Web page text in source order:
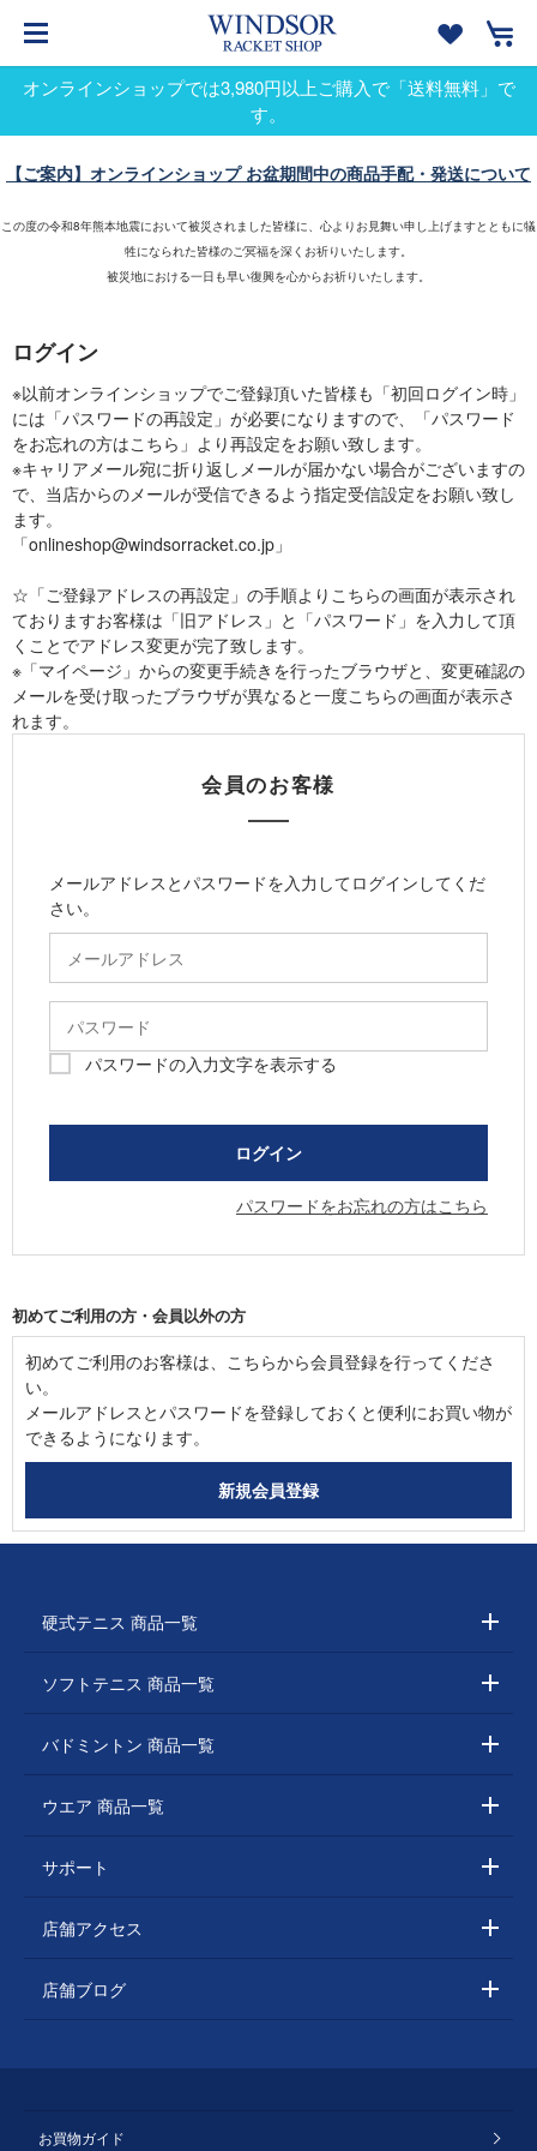
オンラインショップでは3,980円以上ご購入で「送料無料」で
す。
【ご案内】オンラインショップ お盆期間中の商品手配・発送について
この度の令和8年熊本地震において被災されました皆様に、心よりお見舞い申し上げますとともに犠
牲になられた皆様のご冥福を深くお祈りいたします。
被災地における一日も早い復興を心からお祈りいたします。
ログイン
※以前オンラインショップでご登録頂いた皆様も「初回ログイン時」
には「パスワードの再設定」が必要になりますので、「パスワード
をお忘れの方はこちら」より再設定をお願い致します。
※キャリアメール宛に折り返しメールが届かない場合がございますの
で、当店からのメールが受信できるよう指定受信設定をお願い致し
ます。
「onlineshop@windsorracket.co.jp」
☆「ご登録アドレスの再設定」の手順よりこちらの画面が表示され
ておりますお客様は「旧アドレス」と「パスワード」を入力して頂
くことでアドレス変更が完了致します。
※「マイページ」からの変更手続きを行ったブラウザと、変更確認の
メールを受け取ったブラウザが異なると一度こちらの画面が表示さ
れます。
会員のお客様
メールアドレスとパスワードを入力してログインしてくだ
さい。
パスワードの入力文字を表示する
パスワードをお忘れの方はこちら
初めてご利用の方・会員以外の方
初めてご利用のお客様は、こちらから会員登録を行ってくださ
い。
メールアドレスとパスワードを登録しておくと便利にお買い物が
できるようになります。
硬式テニス 商品一覧
ソフトテニス 商品一覧
バドミントン 商品一覧
ウエア 商品一覧
サポート
店舗アクセス
店舗ブログ
お買物ガイド